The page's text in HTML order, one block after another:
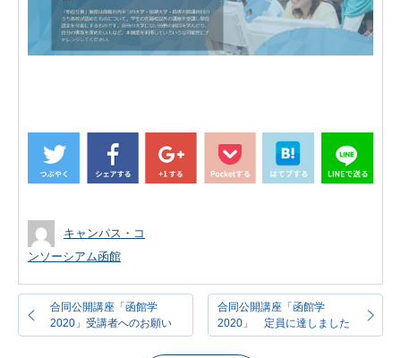
キャンパス・コ
ンソーシアム函館
合同公開講座「函館学
2020」受講者へのお願い
合同公開講座「函館学
2020」 定員に達しました